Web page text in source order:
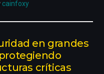
cainfoxy
en grandes
críticas